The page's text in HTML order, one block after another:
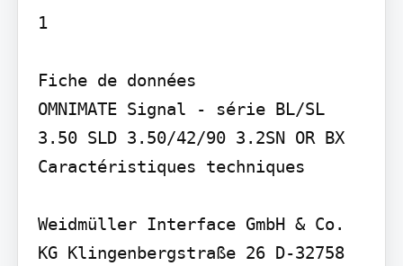
1
Fiche de données
OMNIMATE Signal - série BL/SL
3.50 SLD 3.50/42/90 3.2SN OR BX
Caractéristiques techniques
Weidmüller Interface GmbH & Co.
KG Klingenbergstraße 26 D-32758